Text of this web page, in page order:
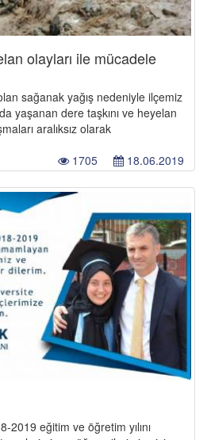
olayları ile mücadele
sağanak yağış nedeniyle ilçemiz
yaşanan dere taşkını ve heyelan
aralıksız olarak
18.06.2019
1705
2019 eğitim ve öğretim yılını